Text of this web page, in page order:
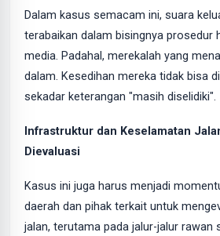
Dalam kasus semacam ini, suara
terabaikan dalam bisingnya prosedur
media. Padahal, merekalah yang
dalam. Kesedihan mereka tidak bisa
sekadar keterangan "masih diselidiki".
Infrastruktur dan Keselamatan
Dievaluasi
Kasus ini juga harus menjadi
daerah dan pihak terkait untuk
jalan, terutama pada jalur-jalur rawan